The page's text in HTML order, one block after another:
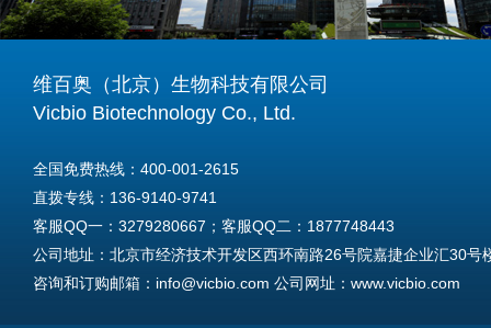
维百奥（北京）生物科技有限公司
Vicbio Biotechnology Co., Ltd.
全国免费热线：400-001-2615
直拨专线：136-9140-9741
客服QQ一：3279280667；客服QQ二：1877748443
公司地址：北京市经济技术开发区西环南路26号院嘉捷企业汇30号
咨询和订购邮箱：info@vicbio.com 公司网址：www.vicbio.com